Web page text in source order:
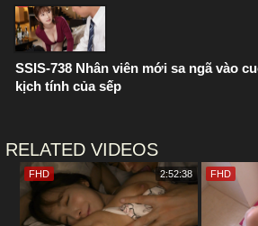
SSIS-738 Nhân viên mới sa ngã vào
kịch tính của sếp
RELATED VIDEOS
FHD 2:52:38 FHD